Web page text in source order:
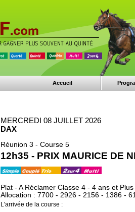
Accueil
MERCREDI 08 JUILLET 2026
DAX
Réunion 3 - Course 5
12h35 - PRIX MAURICE DE
Plat - A Réclamer Classe 4 - 4 ans et
Allocation : 7700 - 2926 - 2156 - 1386 -
L'arrivée de la course :